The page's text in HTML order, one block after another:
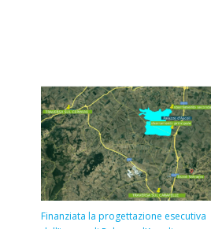
Finanziata la progettazione esecutiva